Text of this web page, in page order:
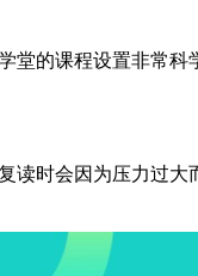
的课程设置非常科
时会因为压力过大